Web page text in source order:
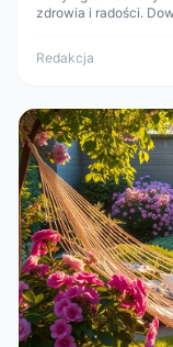
zdrowia i radości.
Redakcja